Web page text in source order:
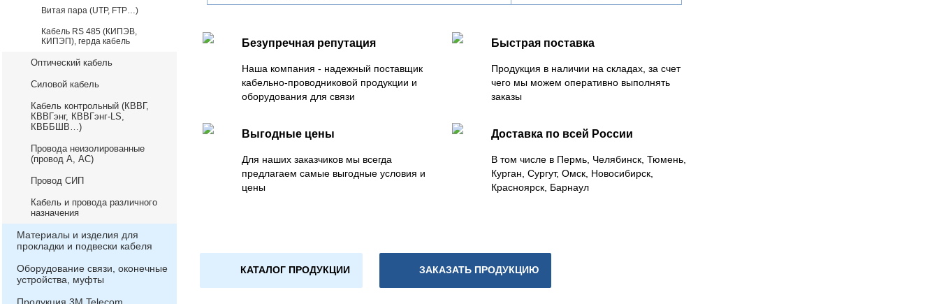
Витая пара (UTP, FTP…)
Кабель RS 485 (КИПЭВ,
КИПЭП), герда кабель
Оптический кабель
Силовой кабель
Кабель контрольный (КВВГ,
КВВГэнг, КВВГэнг-LS,
КВББШВ…)
Провода неизолированные
(провод А, АС)
Провод СИП
Кабель и провода различного
назначения
Материалы и изделия для
прокладки и подвески кабеля
Оборудование связи, оконечные
устройства, муфты
Безупречная репутация
Наша компания - надежный поставщик
кабельно-проводниковой продукции и
оборудования для связи
Быстрая поставка
Продукция в наличии на складах, за счет
чего мы можем оперативно выполнять
заказы
Выгодные цены
Для наших заказчиков мы всегда
предлагаем самые выгодные условия и
цены
Доставка по всей России
В том числе в Пермь, Челябинск, Тюмень,
Курган, Сургут, Омск, Новосибирск,
Красноярск, Барнаул
КАТАЛОГ ПРОДУКЦИИ ЗАКАЗАТЬ ПРОДУКЦИЮ